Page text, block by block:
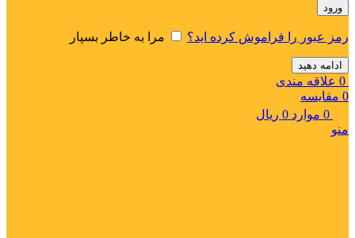
ورود
رمز عبور را فراموش کرده اید؟ مرا به خاطر بسپار
ادامه دهید
0 علاقه مندی
0 مقایسه
0 موارد 0 ریال
منو